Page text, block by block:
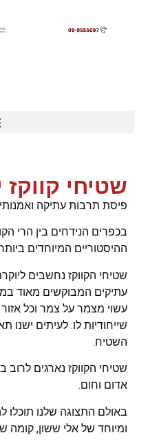
שטיחי קווקז
פיסת תרבות עתיקה
בכפרים הנידחים בין הרי
ההיסטוריים המיוחדים
שטיחי הקווקז נחשבים
עתיקים המבוקשים מאוד
עשוי מצמר על צמר וכל
שייחודיות לו. לעיתים
השטיח.
שטיחי הקווקז נארגים לרוב
אדום וחום.
באולם התצוגה שלנו
ומיוחד של אלי ששון,